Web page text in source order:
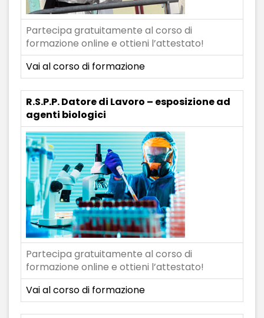
Partecipa gratuitamente al corso di
formazione online e ottieni l’attestato!
Vai al corso di formazione
R.S.P.P. Datore di Lavoro – esposizione ad
agenti biologici
Partecipa gratuitamente al corso di
formazione online e ottieni l’attestato!
Vai al corso di formazione